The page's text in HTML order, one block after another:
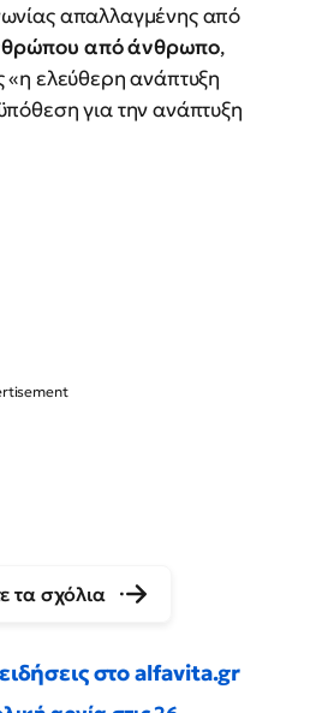
απαλλαγμένης από
από άνθρωπο,
«η ελεύθερη ανάπτυξη
για την ανάπτυξη
τα σχόλια
στο alfavita.gr